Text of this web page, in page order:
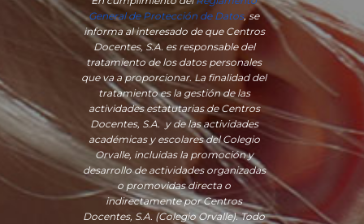
General de Protección de Datos, se
informa al interesado de que Centros
Docentes, S.A. es responsable del
tratamiento de los datos personales
que va a proporcionar. La finalidad del
tratamiento es la gestión de las
actividades estatutarias de Centros
Docentes, S.A. y de las actividades
académicas y escolares del Colegio
Orvalle, incluidas la promoción y
desarrollo de actividades organizadas
o promovidas directa o
indirectamente por Centros
Docentes, S.A. (Colegio Orvalle). Todo